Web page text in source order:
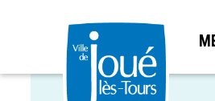
Aller